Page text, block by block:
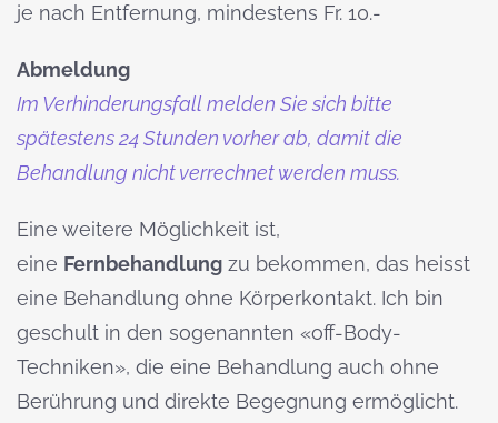
je nach Entfernung, mindestens Fr. 10.-
Abmeldung
Im Verhinderungsfall melden Sie sich bitte
spätestens 24 Stunden vorher ab, damit die
Behandlung nicht verrechnet werden muss.
Eine weitere Möglichkeit ist,
eine Fernbehandlung zu bekommen, das heisst
eine Behandlung ohne Körperkontakt. Ich bin
geschult in den sogenannten «off-Body-
Techniken», die eine Behandlung auch ohne
Berührung und direkte Begegnung ermöglicht.